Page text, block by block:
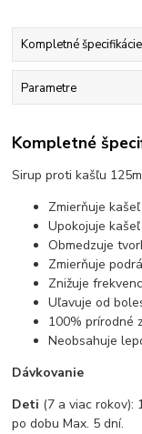
Kompletné špecifikácie
Parametre
Kompletné
Sirup proti kašľu
Zmierňuje
Upokojuje
Obmedzuje
Zmierňuje
Znižuje
Uľavuje od
100% prírodné
Neobsahuje
Dávkovanie
Deti (7 a viac rokov):
po dobu Max. 5 dní.